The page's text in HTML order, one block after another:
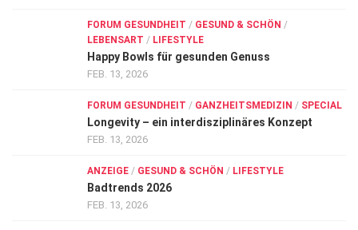
FORUM GESUNDHEIT / GESUND & SCHÖN /
LEBENSART / LIFESTYLE
Happy Bowls für gesunden Genuss
FEB. 13, 2026
FORUM GESUNDHEIT / GANZHEITSMEDIZIN / SPECIAL
Longevity – ein interdisziplinäres Konzept
FEB. 13, 2026
ANZEIGE / GESUND & SCHÖN / LIFESTYLE
Badtrends 2026
FEB. 13, 2026